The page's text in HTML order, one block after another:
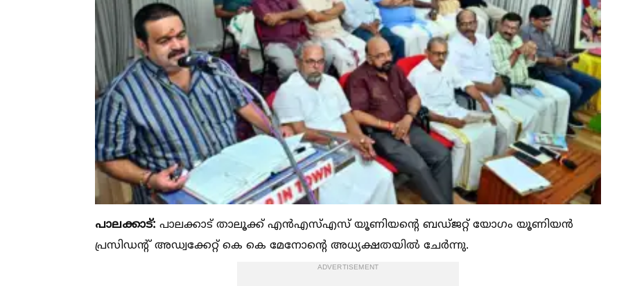
പാലക്കാട്: പാലക്കാട് താലൂക്ക് എൻഎസ്‌എസ് യൂണിയന്റെ ബഡ്ജറ്റ് യോഗം യൂണിയൻ
പ്രസിഡന്റ് അഡ്വക്കേറ്റ് കെ കെ മേനോന്റെ അധ്യക്ഷതയില്‍ ചേർന്നു.
ADVERTISEMENT